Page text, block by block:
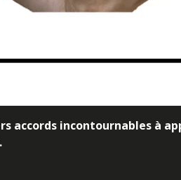
accords incontournables à